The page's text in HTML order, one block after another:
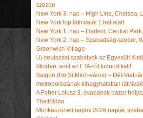
szezon
New York 3. nap – High Line, Chelsea,
New York top látnivalói 1 hét alatt
New York 1. nap – Harlem, Central
New York 2. nap – Szabadság-szobor,
Greenwich Village
Új beutazási szabályok az Egyesült
Minden, amit az ETA-ról tudnod kell!
Saigon (Ho Si Minh-város) – Dél-
metropoliszának kihagyhatatlan
A Fehér Lótusz 3. évadának pazar
Thaiföldön
Munkaszüneti napok 2026 naptár,